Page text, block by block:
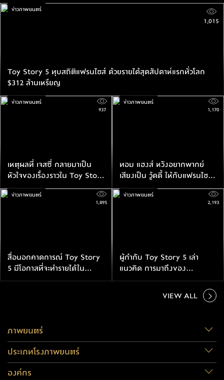
Toy Story 5 ทุบสถิติแฟรนไชส์ ด้วยรายได้สุดสัปดาห์แรกทั่วโลก
$312 ล้านเหรียญ
ข่าวภาพยนตร์
1,015
เหตุผลที่ เจสซี่ กลายมาเป็น
หัวใจของเรื่องราวใน Toy Story
5
ข่าวภาพยนตร์
937
ทอม แฮงส์ หวังอยากพากย์
เสียงเป็น วู้ดดี้ ให้กับแฟรนไชส์
Toy Story ไปตลอดกาล
ข่าวภาพยนตร์
1,170
สื่อนอกคาดการณ์ Toy Story
5 มีโอกาสที่จะทำรายได้ใน
สัปดาห์เปิดตัวในอเมริกา $150
ข่าวภาพยนตร์
1,895
ผู้กำกับ Toy Story 5 เล่า
แนวคิด การมาถึงของ
เทคโนโลยีอาจจะเป็นจุดจบของ
ข่าวภาพยนตร์
2,193
VIEW ALL
ภาพยนตร์
ประเภทโรงภาพยนตร์
องค์กร